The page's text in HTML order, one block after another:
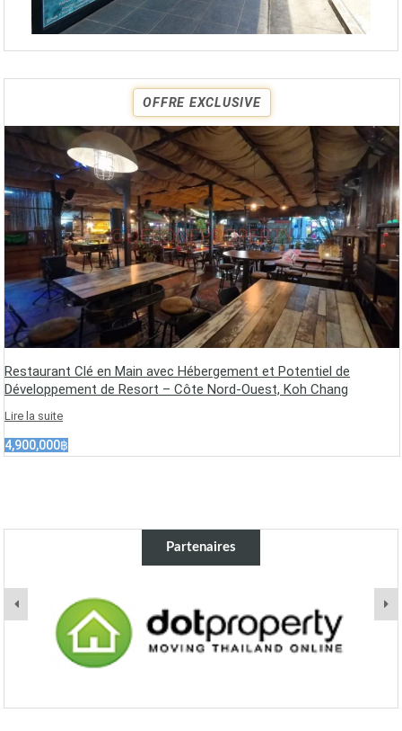
OFFRE EXCLUSIVE
Restaurant Clé en Main avec Hébergement et Potentiel de
Développement de Resort – Côte Nord-Ouest, Koh Chang
Lire la suite
4,900,000฿
Partenaires